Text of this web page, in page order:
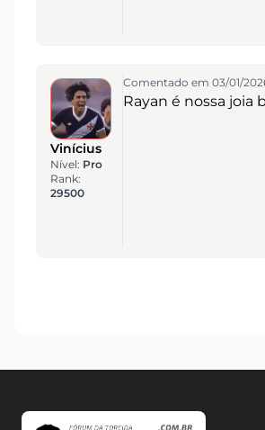
Vinícius
Nível: Pro
Rank:
29500
Comentado em 03/01/
Rayan é nossa joia